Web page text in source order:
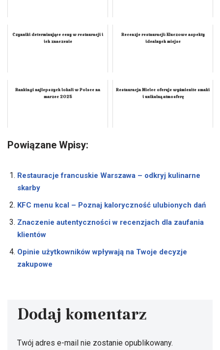
Czynniki determinujące ceny w restauracji i
ich znaczenie
Recenzje restauracji: Kluczowe aspekty
idealnych miejsc
Rankingi najlepszych lokali w Polsce na
marzec 2025
Restauracja Mielec oferuje wyśmienite smaki
i unikalną atmosferę
Powiązane Wpisy:
Restauracje francuskie Warszawa – odkryj kulinarne
skarby
KFC menu kcal – Poznaj kaloryczność ulubionych dań
Znaczenie autentyczności w recenzjach dla zaufania
klientów
Opinie użytkowników wpływają na Twoje decyzje
zakupowe
Dodaj komentarz
Twój adres e-mail nie zostanie opublikowany.